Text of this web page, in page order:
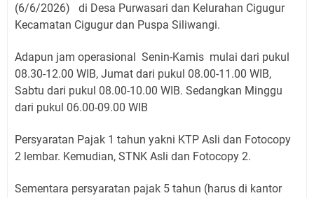
(6/6/2026) di Desa Purwasari dan Kelurahan Cigugur
Kecamatan Cigugur dan Puspa Siliwangi.
Adapun jam operasional Senin-Kamis mulai dari pukul
08.30-12.00 WIB, Jumat dari pukul 08.00-11.00 WIB,
Sabtu dari pukul 08.00-10.00 WIB. Sedangkan Minggu
dari pukul 06.00-09.00 WIB
Persyaratan Pajak 1 tahun yakni KTP Asli dan Fotocopy
2 lembar. Kemudian, STNK Asli dan Fotocopy 2.
Sementara persyaratan pajak 5 tahun (harus di kantor